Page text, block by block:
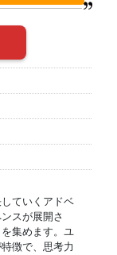
ていくアドベ
スが展開さ
集めます。ユ
徴で、思考力